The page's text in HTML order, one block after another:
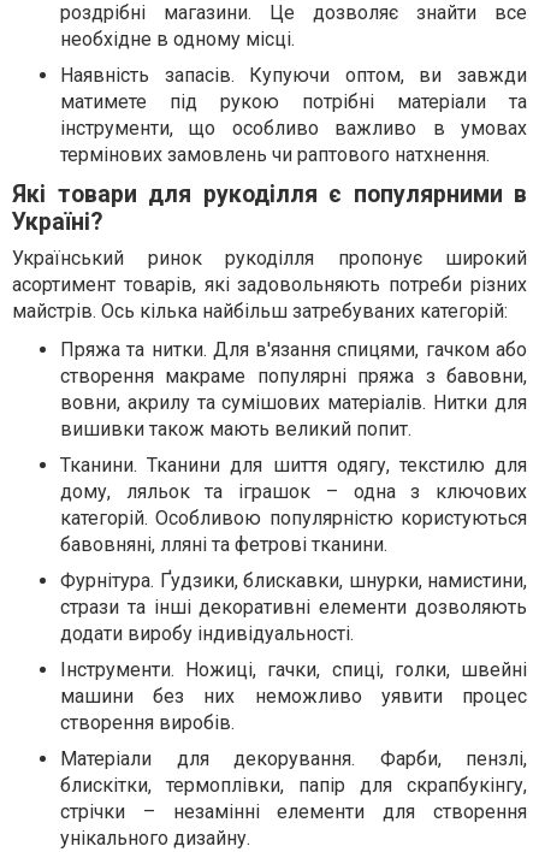
роздрібні магазини. Це дозволяє знайти все
необхідне в одному місці.
Наявність запасів. Купуючи оптом, ви завжди
матимете під рукою потрібні матеріали та
інструменти, що особливо важливо в умовах
термінових замовлень чи раптового натхнення.
Які товари для рукоділля є популярними в
Україні?
Український ринок рукоділля пропонує широкий
асортимент товарів, які задовольняють потреби різних
майстрів. Ось кілька найбільш затребуваних категорій:
Пряжа та нитки. Для в'язання спицями, гачком або
створення макраме популярні пряжа з бавовни,
вовни, акрилу та сумішових матеріалів. Нитки для
вишивки також мають великий попит.
Тканини. Тканини для шиття одягу, текстилю для
дому, ляльок та іграшок – одна з ключових
категорій. Особливою популярністю користуються
бавовняні, лляні та фетрові тканини.
Фурнітура. Ґудзики, блискавки, шнурки, намистини,
стрази та інші декоративні елементи дозволяють
додати виробу індивідуальності.
Інструменти. Ножиці, гачки, спиці, голки, швейні
машини без них неможливо уявити процес
створення виробів.
Матеріали для декорування. Фарби, пензлі,
блискітки, термоплівки, папір для скрапбукінгу,
стрічки – незамінні елементи для створення
унікального дизайну.